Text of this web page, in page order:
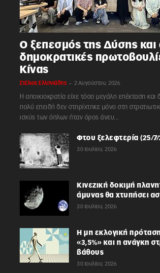
Ο ξεπεσμός της Δύσης και
δημοκρατικές
Κίνας
Στέλιος Ελληνιάδης - 2 Αυγούστου, 2026
Η αποικιοκρατία είχε τόσο μεγάλη επέκταση και
πολύ επειδή δεν στηρίχτηκε μόνο στη
ισχύς των όπλων ήταν όρος άνευ...
Φτου ξελεφτερία (25/7/
30 Ιουλίου, 2026
Κινεζική δοκιμή
άμυνας θα χτυπήσει
30 Ιουλίου, 2026
Η μη εκλογική
«3,5%» και η ανάγκη
βάθους
30 Ιουλίου, 2026